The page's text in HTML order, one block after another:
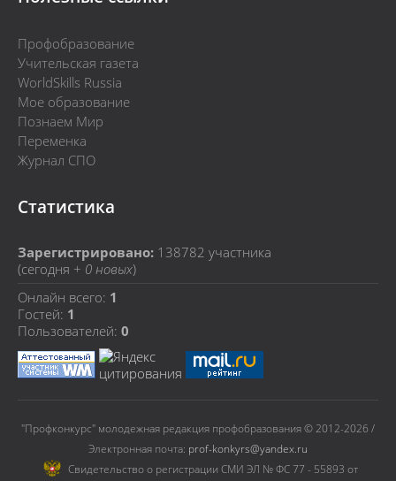
Профобразование
Учительская газета
WorldSkills Russia
Мое образование
Познаем Мир
Переменка
Журнал СПО
Статистика
Зарегистрировано: 138782 участника
(сегодня + 0 новых)
Онлайн всего: 1
Гостей: 1
Пользователей: 0
"Профконкурс" молодежная редакция профобразования © 2012-2026 /
Электронная почта: prof-konkyrs@yandex.ru
Cвидетельство о регистрации СМИ ЭЛ № ФС 77 - 55893 от